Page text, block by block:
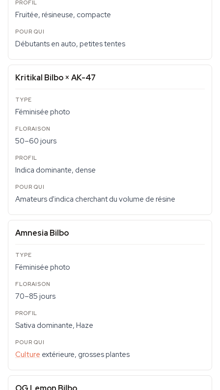
Fruitée, résineuse, compacte
Débutants en auto, petites tentes
Kritikal Bilbo × AK-47
Féminisée photo
50–60 jours
Indica dominante, dense
Amateurs d'indica cherchant du volume de résine
Amnesia Bilbo
Féminisée photo
70–85 jours
Sativa dominante, Haze
Culture extérieure, grosses plantes